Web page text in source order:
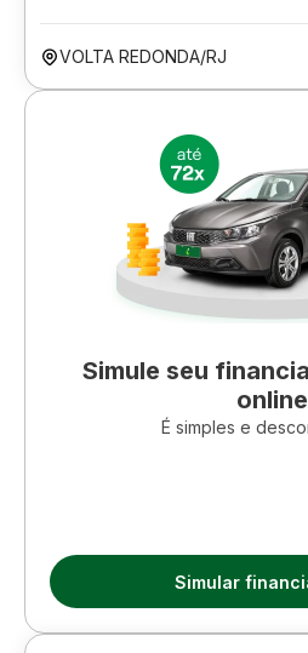
VOLTA REDONDA/RJ
Simule seu
online
É simples e
Simular